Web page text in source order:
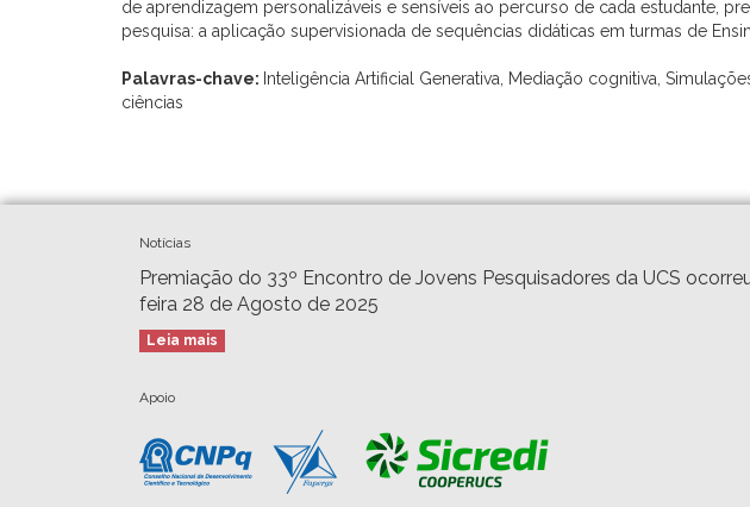
de aprendizagem personalizáveis e sensíveis ao percurso de cada estudante,
pesquisa: a aplicação supervisionada de sequências didáticas em turmas de
Palavras-chave: Inteligência Artificial Generativa, Mediação cognitiva,
ciências
Notícias
Premiação do 33º Encontro de Jovens Pesquisadores da UCS
feira 28 de Agosto de 2025
Leia mais
Apoio